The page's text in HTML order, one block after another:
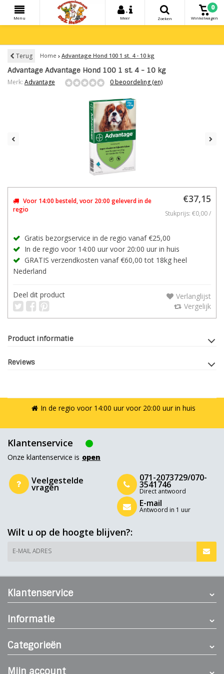
Menu
+
Meer
Zoeken
0
Winkelwagen
Terug Home Advantage Hond 100 1 st. 4 - 10 kg
Advantage Advantage Hond 100 1 st. 4 - 10 kg
Merk: Advantage 0 beoordeling (en)
Voor 14:00 besteld, voor 20:00 geleverd in de
regio
€37,15
Stukprijs: €0,00 /
Gratis bezorgservice in de regio vanaf €25,00
In de regio voor 14:00 uur voor 20:00 uur in huis
GRATIS verzendkosten vanaf €60,00 tot 18kg heel
Nederland
Deel dit product
Verlanglijst
Vergelijk
Product informatie
Reviews
In de regio voor 14:00 uur voor 20:00 uur in huis
Klantenservice
Onze klantenservice is open
Veelgestelde
vragen
071-2073729/070-
3541746
Direct antwoord
E-mail
Antwoord in 1 uur
Wilt u op de hoogte blijven?:
E-MAIL ADRES
Klantenservice
Informatie
Categorieën
Mijn account